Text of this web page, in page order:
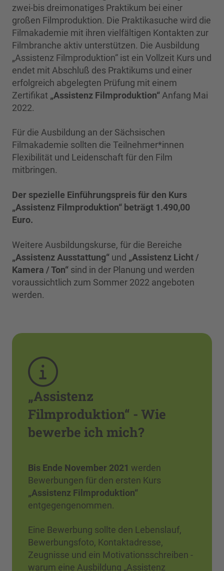
zwei-bis dreimonatiges Praktikum bei einer
großen Filmproduktion. Die Praktikasuche wird die
Filmakademie mit ihren vielfältigen Kontakten zur
Filmbranche aktiv unterstützen. Die Ausbildung
„Assistenz Filmproduktion“ ist ein Vollzeit Kurs und
endet mit Abschluß des Praktikums und einer
erfolgreich abgelegten Prüfung mit einem
Zertifikat „Assistenz Filmproduktion“ Anfang Mai
2022.
Für die Ausbildung an der Sächsischen
Filmakademie sollten die Teilnehmer*innen
Flexibilität und Leidenschaft für den Film
mitbringen.
Der spezielle Einführungspreis für den Kurs
„Assistenz Filmproduktion“ beträgt 1.490,00
Euro.
Weitere Ausbildungskurse, für die Bereiche
„Assistenz Ausstattung“ und „Assistenz Licht /
Kamera / Ton“ sind in der Planung und werden
voraussichtlich zum Sommer 2022 angeboten
werden.
„Assistenz
Filmproduktion“ - Wie
bewerbe ich mich?
Bis Ende November 2021 werden
Bewerbungen für den ersten Kurs
„Assistenz Filmproduktion“
entgegengenommen.
Eine Bewerbung sollte den Lebenslauf,
Bewerbungsfoto, Kontaktadresse,
Zeugnisse und ein Motivationsschreiben -
warum eine Ausbildung „Assistenz